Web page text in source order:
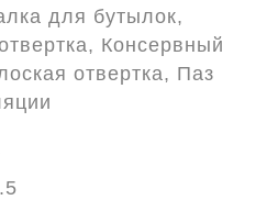
для бутылок,
Консервный
отвертка, Паз